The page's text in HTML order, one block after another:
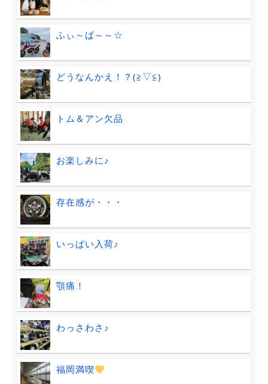
ふぃ～ば～～☆
どうなんかえ！？(≧▽≦)
トム＆アン欠品
お楽しみに♪
存在感が・・・
いっぱい入荷♪
顎痛！
わっさわさ♪
福岡満喫